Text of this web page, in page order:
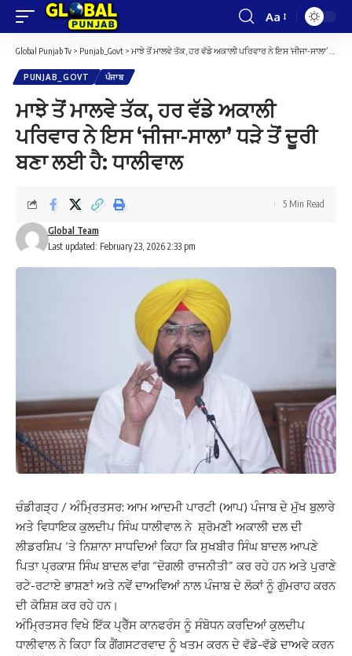
Font
Resizer
Aa
Global Punjab Tv > Punjab_Govt > ਮਾਝੇ ਤੋਂ ਮਾਲਵੇ ਤੱਕ, ਹਰ ਵੱਡੇ ਅਕਾਲੀ ਪਰਿਵਾਰ ਨੇ ਇਸ ‘ਜੀਜਾ-ਸਾਲਾ’ ਧੜੇ ਤੋਂ ਦੂਰੀ ਬਣਾ ਲਈ ਹੈ: ਧਾਲੀਵਾਲ
PUNJAB_GOVT ਪੰਜਾਬ
ਮਾਝੇ ਤੋਂ ਮਾਲਵੇ ਤੱਕ, ਹਰ ਵੱਡੇ ਅਕਾਲੀ
ਪਰਿਵਾਰ ਨੇ ਇਸ ‘ਜੀਜਾ-ਸਾਲਾ’ ਧੜੇ ਤੋਂ ਦੂਰੀ
ਬਣਾ ਲਈ ਹੈ: ਧਾਲੀਵਾਲ
Last updated: February 23, 2026 2:33 pm
Global Team
5 Min Read
ਚੰਡੀਗੜ੍ਹ / ਅੰਮ੍ਰਿਤਸਰ: ਆਮ ਆਦਮੀ ਪਾਰਟੀ (ਆਪ) ਪੰਜਾਬ ਦੇ ਮੁੱਖ ਬੁਲਾਰੇ
ਅਤੇ ਵਿਧਾਇਕ ਕੁਲਦੀਪ ਸਿੰਘ ਧਾਲੀਵਾਲ ਨੇ ਸ਼੍ਰੋਮਣੀ ਅਕਾਲੀ ਦਲ ਦੀ
ਲੀਡਰਸ਼ਿਪ ‘ਤੇ ਨਿਸ਼ਾਨਾ ਸਾਧਦਿਆਂ ਕਿਹਾ ਕਿ ਸੁਖਬੀਰ ਸਿੰਘ ਬਾਦਲ ਆਪਣੇ
ਪਿਤਾ ਪ੍ਰਕਾਸ਼ ਸਿੰਘ ਬਾਦਲ ਵਾਂਗ “ਦੋਗਲੀ ਰਾਜਨੀਤੀ” ਕਰ ਰਹੇ ਹਨ ਅਤੇ ਪੁਰਾਣੇ
ਰਟੇ-ਰਟਾਏ ਭਾਸ਼ਣਾਂ ਅਤੇ ਨਵੇਂ ਦਾਅਵਿਆਂ ਨਾਲ ਪੰਜਾਬ ਦੇ ਲੋਕਾਂ ਨੂੰ ਗੁੰਮਰਾਹ ਕਰਨ
ਦੀ ਕੋਸ਼ਿਸ਼ ਕਰ ਰਹੇ ਹਨ।
ਅੰਮ੍ਰਿਤਸਰ ਵਿਖੇ ਇੱਕ ਪ੍ਰੈੱਸ ਕਾਨਫਰੰਸ ਨੂੰ ਸੰਬੋਧਨ ਕਰਦਿਆਂ ਕੁਲਦੀਪ
ਧਾਲੀਵਾਲ ਨੇ ਕਿਹਾ ਕਿ ਗੈਂਗਸਟਰਵਾਦ ਨੂੰ ਖਤਮ ਕਰਨ ਦੇ ਵੱਡੇ-ਵੱਡੇ ਦਾਅਵੇ ਕਰਨ